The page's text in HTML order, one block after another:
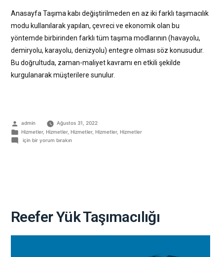
Anasayfa Taşıma kabı değiştirilmeden en az iki farklı taşımacılık
modu kullanılarak yapılan, çevreci ve ekonomik olan bu
yöntemde birbirinden farklı tüm taşıma modlarının (havayolu,
demiryolu, karayolu, denizyolu) entegre olması söz konusudur.
Bu doğrultuda, zaman-maliyet kavramı en etkili şekilde
kurgulanarak müşterilere sunulur.
admin
Ağustos 31, 2022
Hizmetler, Hizmetler, Hizmetler, Hizmetler, Hizmetler
için bir yorum bırakın
Reefer Yük Taşımacılığı